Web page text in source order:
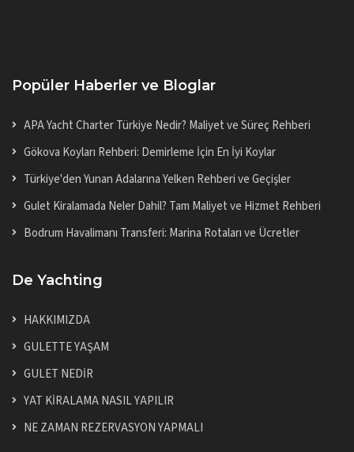
Popüler Haberler ve Bloglar
APA Yacht Charter Türkiye Nedir? Maliyet ve Süreç Rehberi
Gökova Koyları Rehberi: Demirleme İçin En İyi Koylar
Türkiye'den Yunan Adalarına Yelken Rehberi ve Geçişler
Gulet Kiralamada Neler Dahil? Tam Maliyet ve Hizmet Rehberi
Bodrum Havalimanı Transferi: Marina Rotaları ve Ücretler
De Yachting
HAKKIMIZDA
GULETTE YAŞAM
GULET NEDİR
YAT KİRALAMA NASIL YAPILIR
NE ZAMAN REZERVASYON YAPMALI